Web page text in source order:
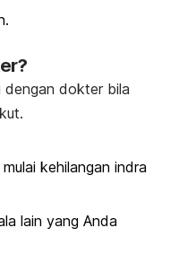
dengan dokter bila
kehilangan indra
lain yang Anda